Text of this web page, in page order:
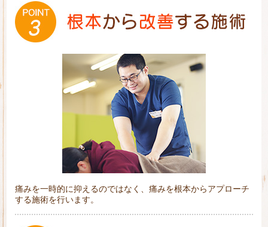
痛みを一時的に抑えるのではなく、痛みを根本からアプローチ
する施術を行います。